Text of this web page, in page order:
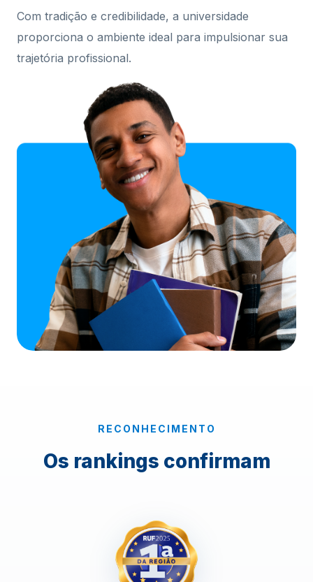
Com tradição e credibilidade, a universidade
proporciona o ambiente ideal para impulsionar sua
trajetória profissional.
RECONHECIMENTO
Os rankings confirmam